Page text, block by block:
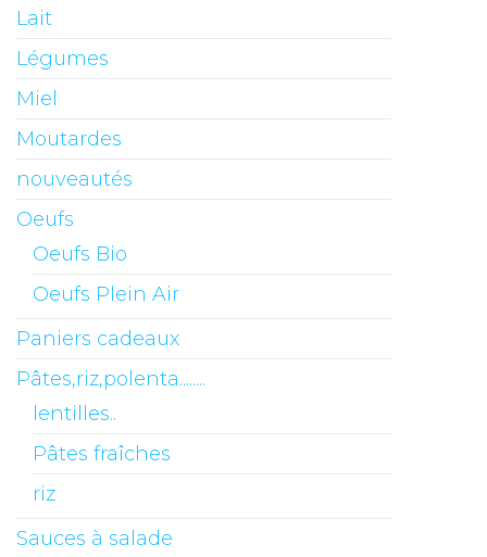
Lait
Légumes
Miel
Moutardes
nouveautés
Oeufs
Oeufs Bio
Oeufs Plein Air
Paniers cadeaux
Pâtes,riz,polenta........
lentilles..
Pâtes fraîches
riz
Sauces à salade